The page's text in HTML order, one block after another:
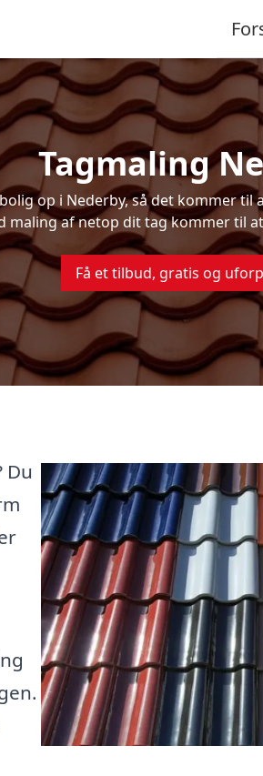
Tagmaling
op i Nederby, så det kommer
maling af netop dit tag kommer til
Få et tilbud, gratis og
Du